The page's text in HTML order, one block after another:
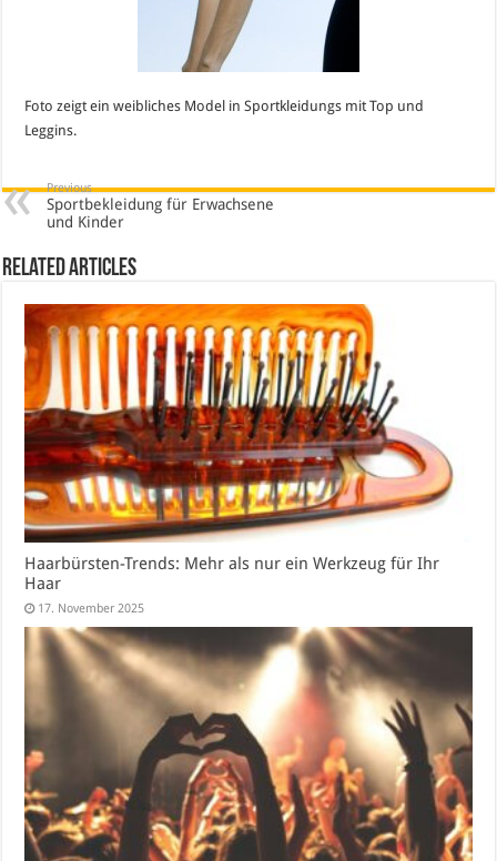
Foto zeigt ein weibliches Model in Sportkleidungs mit Top und
Leggins.
Previous
Sportbekleidung für Erwachsene
und Kinder
Related Articles
Haarbürsten-Trends: Mehr als nur ein Werkzeug für Ihr
Haar
17. November 2025